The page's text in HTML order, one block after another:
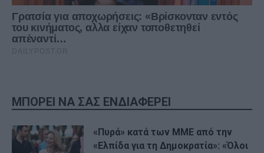
ΜΠΟΡΕΙ ΝΑ ΣΑΣ ΕΝΔΙΑΦΕΡΕΙ
«Πυρά» κατά των ΜΜΕ από την
«Ελπίδα για τη Δημοκρατία»: «Όλοι